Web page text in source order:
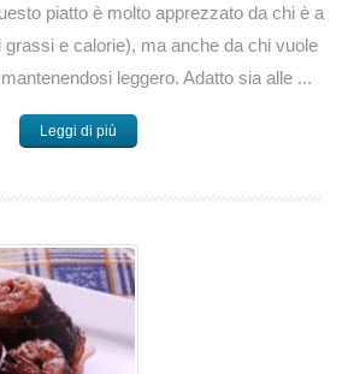
piatto è molto apprezzato da chi è a
grassi e calorie), ma anche da chi vuole
leggero. Adatto sia alle ...
Leggi di più